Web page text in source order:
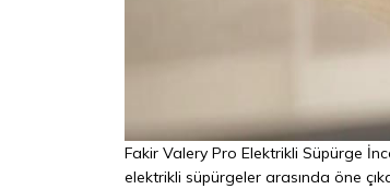
Fakir Valery Pro Elektrikli Süpürge
elektrikli süpürgeler arasında öne